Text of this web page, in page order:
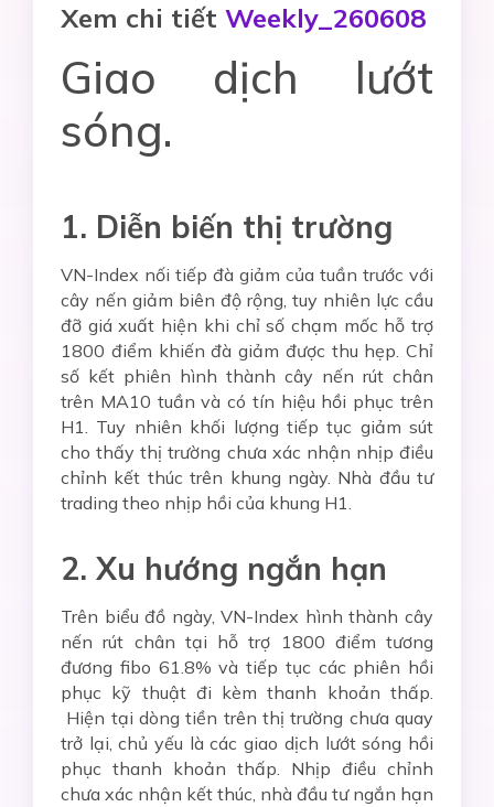
Xem chi tiết Weekly_260608
Giao dịch lướt
sóng.
1. Diễn biến thị trường
VN-Index nối tiếp đà giảm của tuần trước với
cây nến giảm biên độ rộng, tuy nhiên lực cầu
đỡ giá xuất hiện khi chỉ số chạm mốc hỗ trợ
1800 điểm khiến đà giảm được thu hẹp. Chỉ
số kết phiên hình thành cây nến rút chân
trên MA10 tuần và có tín hiệu hồi phục trên
H1. Tuy nhiên khối lượng tiếp tục giảm sút
cho thấy thị trường chưa xác nhận nhịp điều
chỉnh kết thúc trên khung ngày. Nhà đầu tư
trading theo nhịp hồi của khung H1.
2. Xu hướng ngắn hạn
Trên biểu đồ ngày, VN-Index hình thành cây
nến rút chân tại hỗ trợ 1800 điểm tương
đương fibo 61.8% và tiếp tục các phiên hồi
phục kỹ thuật đi kèm thanh khoản thấp.
Hiện tại dòng tiền trên thị trường chưa quay
trở lại, chủ yếu là các giao dịch lướt sóng hồi
phục thanh khoản thấp. Nhịp điều chỉnh
chưa xác nhận kết thúc, nhà đầu tư ngắn hạn